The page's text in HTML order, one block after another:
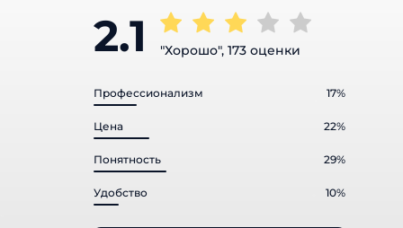
2.1 "Хорошо", 173 оценки
Профессионализм 17%
Цена 22%
Понятность 29%
Удобство 10%